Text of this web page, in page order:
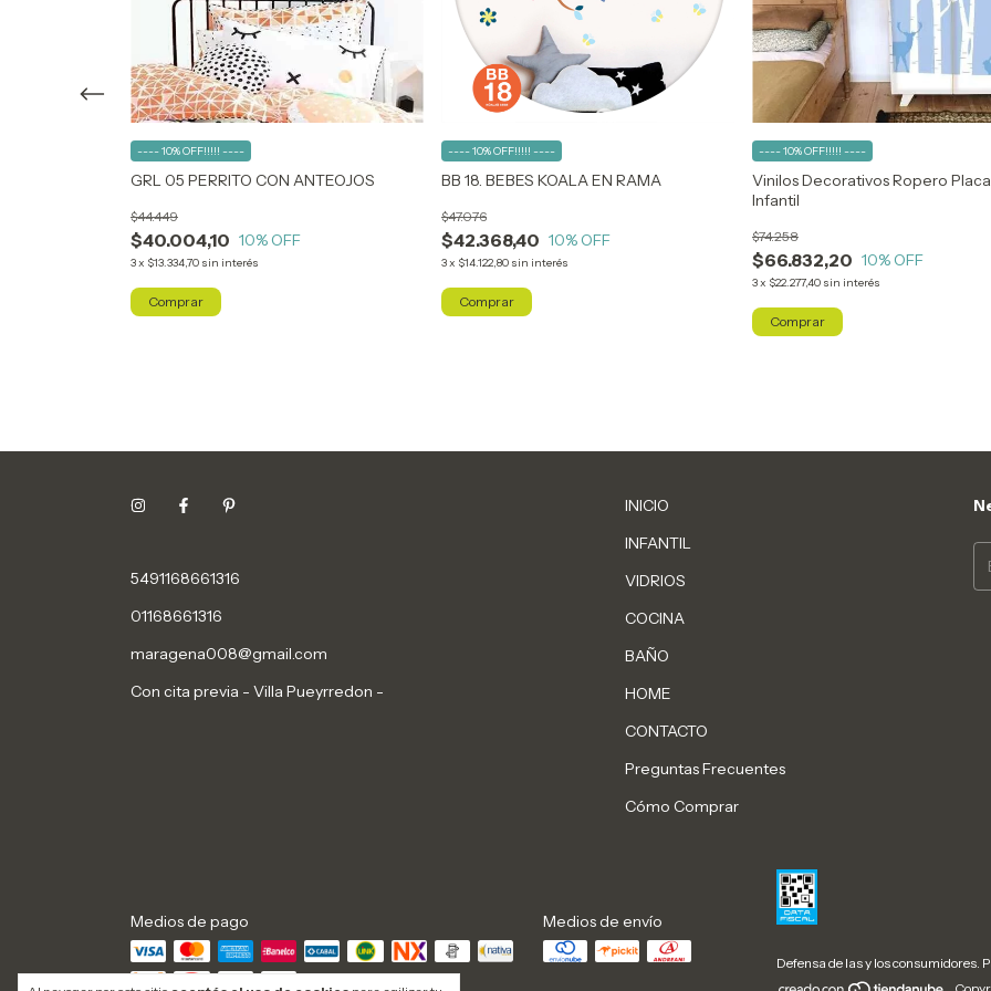
GRL 05 PERRITO CON ANTEOJOS
$40.004,10
$44.449
10% OFF
3x $13.334,70 sin interés
---- 10% OFF!!!!! ----
BB 18. BEBES KOALA EN RAMA
$42.368,40
$47.076
10% OFF
3x $14.122,80 sin interés
---- 10% OFF!!!!! ----
Comprar
Vinilos Decorativos Ropero
Infantil
$66.832,20
$74.258
10% OFF
3x $22.277,40 sin interés
---- 10% OFF!!!!! ----
5491168661316
01168661316
maragena008@gmail.com
Con cita previa - Villa Pueyrredon -
INICIO
INFANTIL
VIDRIOS
COCINA
BAÑO
HOME
CONTACTO
Preguntas Frecuentes
Cómo Comprar
Medios de pago Medios de envío
Defensa de las y los consumidores.